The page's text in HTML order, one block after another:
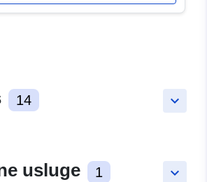
keyboard_arrow_down
14
keyboard_arrow_down
usluge 1